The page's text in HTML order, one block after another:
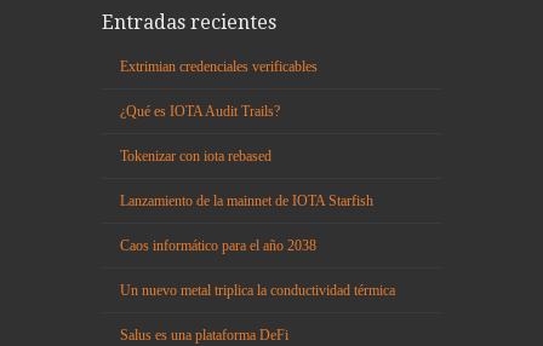
Entradas recientes
Extrimian credenciales verificables
¿Qué es IOTA Audit Trails?
Tokenizar con iota rebased
Lanzamiento de la mainnet de IOTA Starfish
Caos informático para el año 2038
Un nuevo metal triplica la conductividad térmica
Salus es una plataforma DeFi